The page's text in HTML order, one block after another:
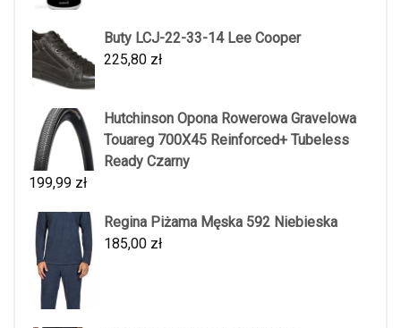
Buty LCJ-22-33-14 Lee Cooper
225,80 zł
Hutchinson Opona Rowerowa Gravelowa
Touareg 700X45 Reinforced+ Tubeless
Ready Czarny
199,99 zł
Regina Piżama Męska 592 Niebieska
185,00 zł